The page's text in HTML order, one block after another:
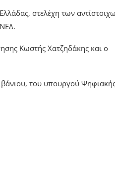
στελέχη των
Κωστής Χατζηδάκης και ο
του υπουργού